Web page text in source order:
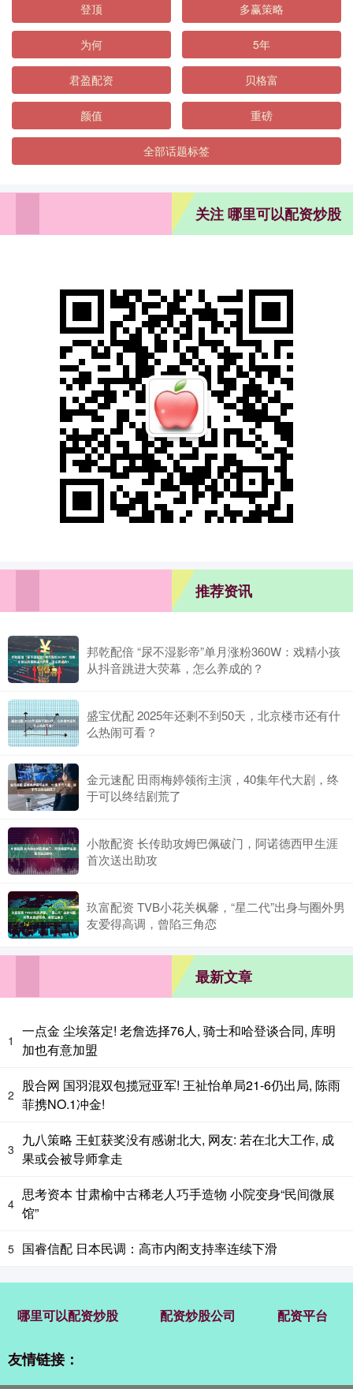
登顶 多赢策略
为何 5年
君盈配资 贝格富
颜值 重磅
全部话题标签
关注 哪里可以配资炒股
推荐资讯
邦乾配倍 “尿不湿影帝”单月涨粉360W：戏精小孩
从抖音跳进大荧幕，怎么养成的？
盛宝优配 2025年还剩不到50天，北京楼市还有什
么热闹可看？
金元速配 田雨梅婷领衔主演，40集年代大剧，终
于可以终结剧荒了
小散配资 长传助攻姆巴佩破门，阿诺德西甲生涯
首次送出助攻
玖富配资 TVB小花关枫馨，“星二代”出身与圈外男
友爱得高调，曾陷三角恋
最新文章
1
一点金 尘埃落定! 老詹选择76人, 骑士和哈登谈合同, 库明
加也有意加盟
2
股合网 国羽混双包揽冠亚军! 王祉怡单局21-6仍出局, 陈雨
菲携NO.1冲金!
3
九八策略 王虹获奖没有感谢北大, 网友: 若在北大工作, 成
果或会被导师拿走
4
思考资本 甘肃榆中古稀老人巧手造物 小院变身“民间微展
馆”
5 国睿信配 日本民调：高市内阁支持率连续下滑
哪里可以配资炒股 配资炒股公司 配资平台
友情链接：